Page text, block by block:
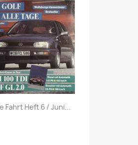
Vorschau
Fahrt Heft 6 / Juni...